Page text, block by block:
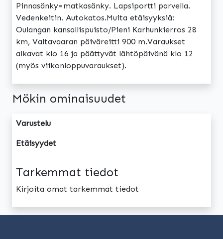
Pinnasänky=matkasänky. Lapsiportti parvella.
Vedenkeitin. Autokatos.Muita etäisyyksiä:
Oulangan kansallispuisto/Pieni Karhunkierros 28
km, Valtavaaran päiväreitti 900 m.Varaukset
alkavat klo 16 ja päättyvät lähtöpäivänä klo 12
(myös viikonloppuvaraukset).
Mökin ominaisuudet
Varustelu
Etäisyydet
Tarkemmat tiedot
Kirjoita omat tarkemmat tiedot